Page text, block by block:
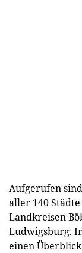
Aufgerufen
aller 140
Landkreisen
Ludwigsburg.
einen